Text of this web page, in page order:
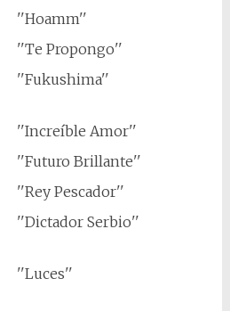
''Hoamm''
''Te Propongo''
''Fukushima''
''Increíble Amor''
''Futuro Brillante''
''Rey Pescador''
''Dictador Serbio''
''Luces''